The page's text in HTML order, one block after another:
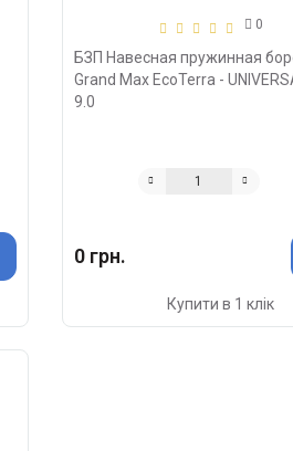
0
БЗП Навесная пружинная
Grand Max EcoTerra -
9.0
0 грн.
Купити в 1 клік